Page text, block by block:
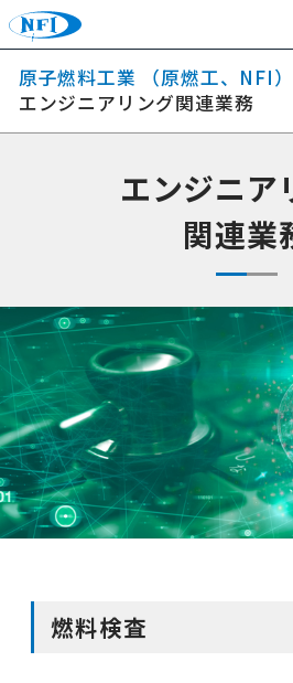
TOP
会社案内
安全と環境への取り
採用情報
見学のご案内
お問い合わせ
サイトマップ
原子燃料工業 （原燃工、NFI）
エンジニアリング関連業務
エンジニア
関連業
燃料検査